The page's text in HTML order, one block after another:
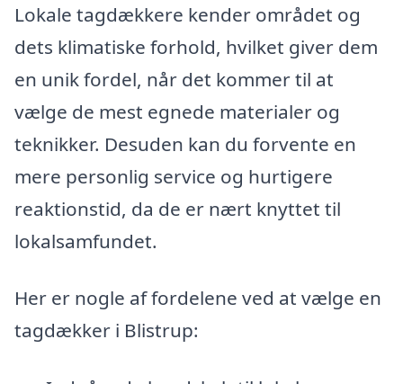
Lokale tagdækkere kender området og
dets klimatiske forhold, hvilket giver dem
en unik fordel, når det kommer til at
vælge de mest egnede materialer og
teknikker. Desuden kan du forvente en
mere personlig service og hurtigere
reaktionstid, da de er nært knyttet til
lokalsamfundet.
Her er nogle af fordelene ved at vælge en
tagdækker i Blistrup: